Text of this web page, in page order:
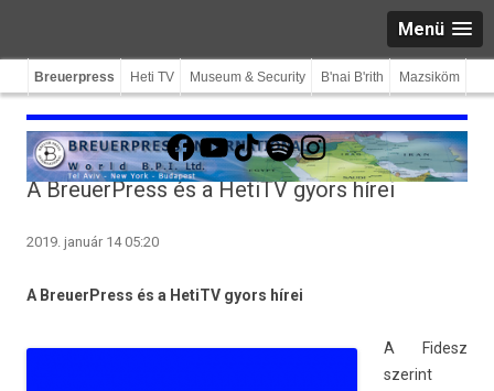
Menü
Breuerpress Heti TV Museum & Security B'nai B'rith Mazsiköm
Facebook
YouTube
TikTokSpotifyInstagram
A BreuerPress és a HetiTV gyors hírei
2019. január 14 05:20
A BreuerPress és a HetiTV gyors hírei
A Fidesz
szerint